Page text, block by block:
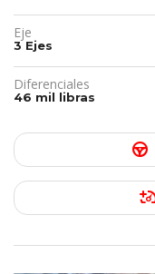
Eje
3 Ejes
Diferenciales
46 mil libras